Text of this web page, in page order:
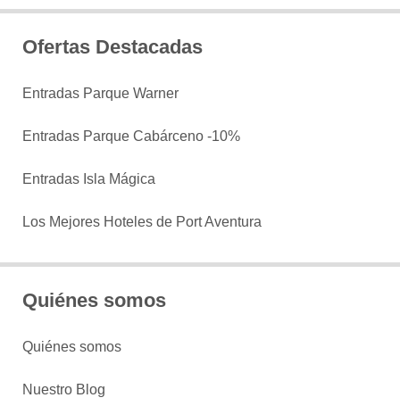
Ofertas Destacadas
Entradas Parque Warner
Entradas Parque Cabárceno -10%
Entradas Isla Mágica
Los Mejores Hoteles de Port Aventura
Quiénes somos
Quiénes somos
Nuestro Blog